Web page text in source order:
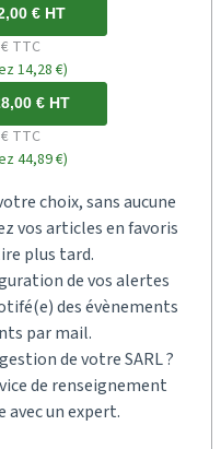
€ HT
TTC
14,28 €)
€ HT
TTC
44,89 €)
choix, sans aucune
vos articles en favoris
plus tard.
de vos alertes
des évènements
par mail.
de votre SARL ?
de renseignement
avec un expert.